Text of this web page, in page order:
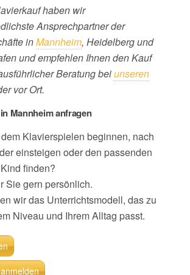
haben wir
Ansprechpartner der
inMannheim, Heidelberg und
und empfehlen Ihnen den Kauf
Beratung beiunseren
vor Ort.
Mannheim anfragen
Klavierspielen beginnen, nach
einsteigen oder den passenden
finden?
Sie gern persönlich.
wir das Unterrichtsmodell, das zu
Niveau und Ihrem Alltag passt.